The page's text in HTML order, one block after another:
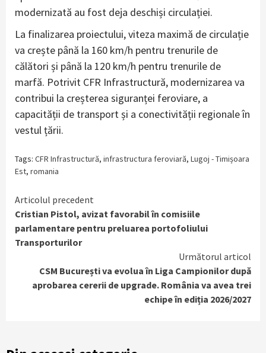
modernizată au fost deja deschiși circulației.
La finalizarea proiectului, viteza maximă de circulație
va crește până la 160 km/h pentru trenurile de
călători și până la 120 km/h pentru trenurile de
marfă. Potrivit CFR Infrastructură, modernizarea va
contribui la creșterea siguranței feroviare, a
capacității de transport și a conectivității regionale în
vestul țării.
Tags: CFR Infrastructură, infrastructura feroviară, Lugoj - Timișoara
Est, romania
Continue
Reading
Articolul precedent
Cristian Pistol, avizat favorabil în comisiile
parlamentare pentru preluarea portofoliului
Transporturilor
Următorul articol
CSM București va evolua în Liga Campionilor după
aprobarea cererii de upgrade. România va avea trei
echipe în ediția 2026/2027